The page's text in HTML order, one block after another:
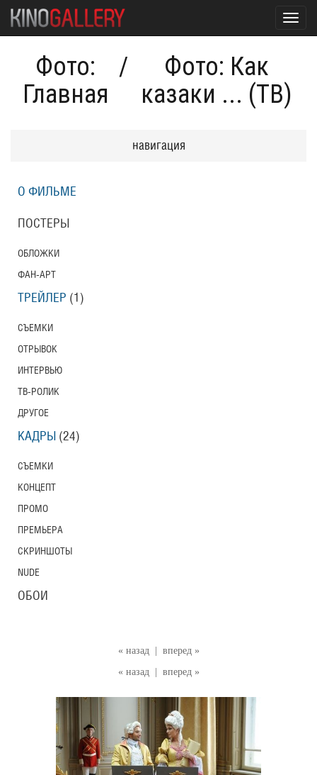
Фото:
Главная
/
Фото: Как
казаки ... (ТВ)
« назад
вперед »
« назад
вперед »
навигация
О ФИЛЬМЕ
ПОСТЕРЫ
ОБЛОЖКИ
ФАН-АРТ
ТРЕЙЛЕР (1)
СЪЕМКИ
ОТРЫВОК
ИНТЕРВЬЮ
ТВ-РОЛИК
ДРУГОЕ
КАДРЫ (24)
СЪЕМКИ
КОНЦЕПТ
ПРОМО
ПРЕМЬЕРА
СКРИНШОТЫ
NUDE
ОБОИ